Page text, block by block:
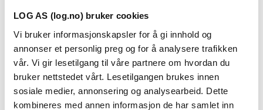
LOG AS (log.no) bruker cookies
Vi bruker informasjonskapsler for å gi innhold og
annonser et personlig preg og for å analysere trafikken
vår. Vi gir lesetilgang til våre partnere om hvordan du
bruker nettstedet vårt. Lesetilgangen brukes innen
sosiale medier, annonsering og analysearbeid. Dette
kombineres med annen informasjon de har samlet inn